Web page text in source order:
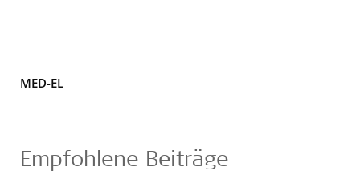
MED-EL
Empfohlene Beiträge